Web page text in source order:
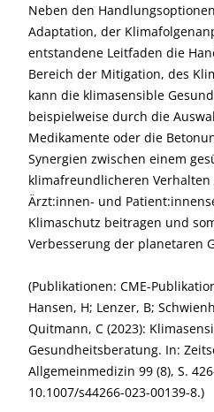
Neben den
Adaptation, der
entstandene Leitfaden die
Bereich der Mitigation, des
kann die klimasensible
beispielweise durch die
Medikamente oder die
Synergien zwischen einem
klimafreundlicheren
Ärzt:innen- und
Klimaschutz beitragen und
Verbesserung der planetaren
(Publikationen: CME-
Hansen, H; Lenzer, B;
Quitmann, C (2023):
Gesundheitsberatung. In:
Allgemeinmedizin 99 (8), S.
10.1007/s44266-023-00139-8.)